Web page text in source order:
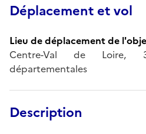
Déplacement et vol
Lieu de déplacement de
Centre-Val de Loire,
départementales
Description